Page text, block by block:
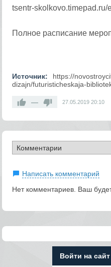
tsentr-skolkovo.timepad.ru/
Полное расписание
Источник:
https://
dizajn/futuristicheskaja-
— 27.05.2019 20:10
Написать комментарий
Нет комментариев. Ваш
Войти на сайт